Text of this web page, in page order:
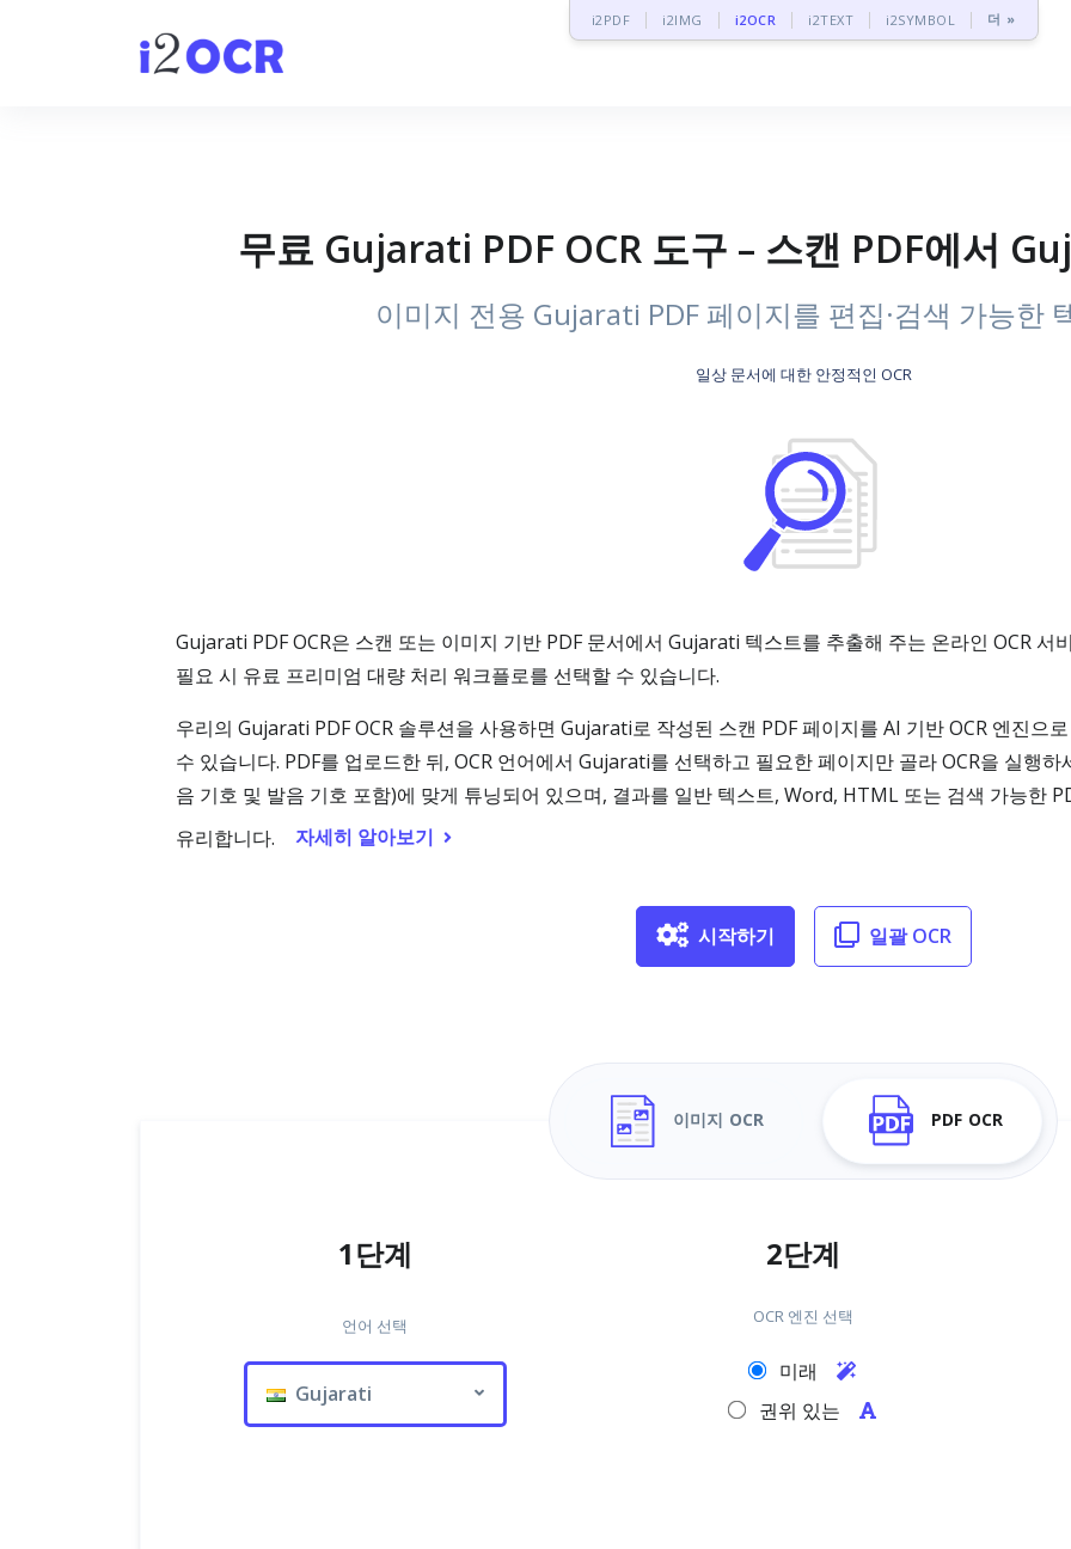
i2PDF i2IMG i2OCR i2TEXT i2SYMBOL 더 »
무료 Gujarati PDF OCR 도구 – 스캔 PDF에서
이미지 전용 Gujarati PDF 페이지를 편집·검색 가능한
일상 문서에 대한 안정적인 OCR
Gujarati PDF OCR은 스캔 또는 이미지 기반 PDF 문서에서 Gujarati 텍스트를 추출해 주는 온라인 OCR 서
필요 시 유료 프리미엄 대량 처리 워크플로를 선택할 수 있습니다.
우리의 Gujarati PDF OCR 솔루션을 사용하면 Gujarati로 작성된 스캔 PDF 페이지를 AI 기반 OCR 엔진으
수 있습니다. PDF를 업로드한 뒤, OCR 언어에서 Gujarati를 선택하고 필요한 페이지만 골라 OCR을 실행
음 기호 및 발음 기호 포함)에 맞게 튜닝되어 있으며, 결과를 일반 텍스트, Word, HTML 또는 검색 가능한
유리합니다.
자세히 알아보기
시작하기 일괄 OCR
이미지 OCR PDF OCR
1단계
언어 선택
Gujarati
2단계
OCR 엔진 선택
미래
권위 있는